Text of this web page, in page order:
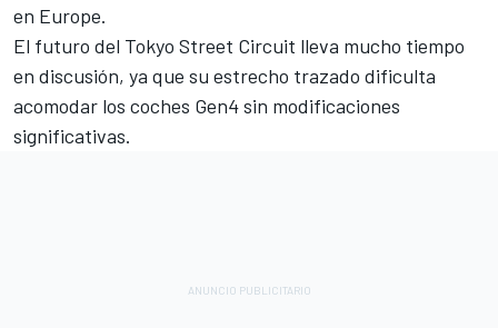
en Europe.
El futuro del Tokyo Street Circuit lleva mucho tiempo
en discusión, ya que su estrecho trazado dificulta
acomodar los coches Gen4 sin modificaciones
significativas.